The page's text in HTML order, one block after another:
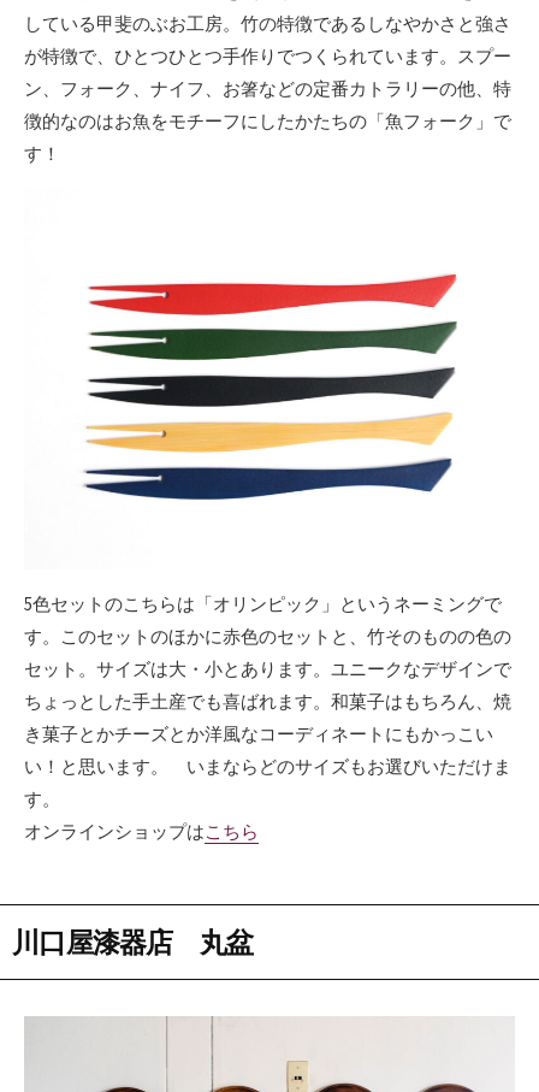
している甲斐のぶお工房。竹の特徴であるしなやかさと強さ
が特徴で、ひとつひとつ手作りでつくられています。スプー
ン、フォーク、ナイフ、お箸などの定番カトラリーの他、特
徴的なのはお魚をモチーフにしたかたちの「魚フォーク」で
す！
5色セットのこちらは「オリンピック」というネーミングで
す。このセットのほかに赤色のセットと、竹そのものの色の
セット。サイズは大・小とあります。ユニークなデザインで
ちょっとした手土産でも喜ばれます。和菓子はもちろん、焼
き菓子とかチーズとか洋風なコーディネートにもかっこい
い！と思います。 いまならどのサイズもお選びいただけま
す。
オンラインショップはこちら
川口屋漆器店 丸盆